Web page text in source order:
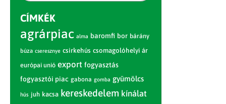
CÍMKÉK
agrárpiac alma baromfi bor bárány
búza cseresznye csirkehús csomagolóhelyi ár
európai unió export fogyasztás
fogyasztói piac gabona gomba gyümölcs
hús juh kacsa kereskedelem kínálat